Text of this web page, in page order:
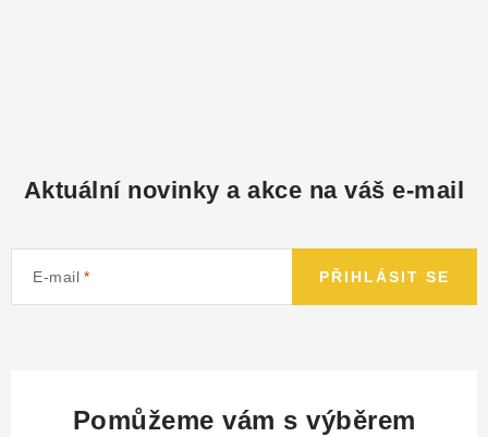
Aktuální novinky a akce na váš e-mail
E-mail PŘIHLÁSIT SE
Pomůžeme vám s výběrem